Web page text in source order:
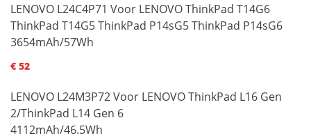
LENOVO L24C4P71 Voor LENOVO ThinkPad T14G6
ThinkPad T14G5 ThinkPad P14sG5 ThinkPad P14sG6
3654mAh/57Wh
€ 52
LENOVO L24M3P72 Voor LENOVO ThinkPad L16 Gen
2/ThinkPad L14 Gen 6
4112mAh/46.5Wh